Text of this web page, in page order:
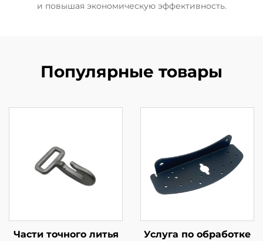
и повышая экономическую эффективность.
Популярные товары
Части точного литья
Услуга по обработке